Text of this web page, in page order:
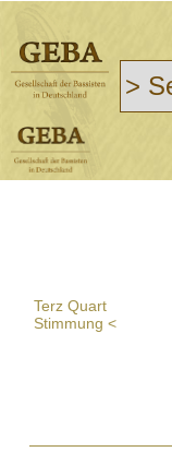
Terz Quart
Stimmung <